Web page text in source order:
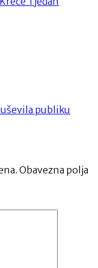
publiku
Obavezna polja